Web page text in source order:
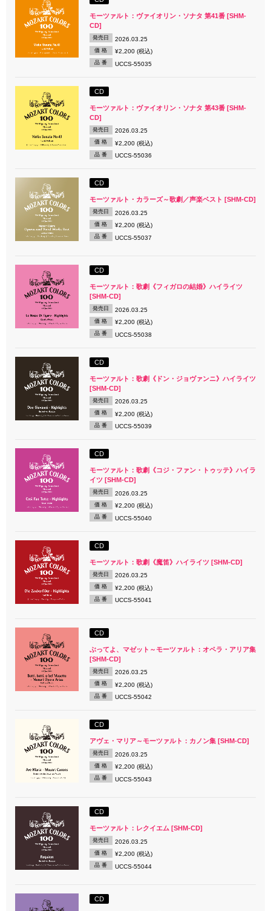
モーツァルト：ヴァイオリン・ソナタ 第41番 [SHM-
CD]
発売日 2026.03.25
価 格 ¥2,200 (税込)
品 番 UCCS-55035
CD
モーツァルト：ヴァイオリン・ソナタ 第43番 [SHM-
CD]
発売日 2026.03.25
価 格 ¥2,200 (税込)
品 番 UCCS-55036
CD
モーツァルト・カラーズ～歌劇／声楽ベスト [SHM-CD]
発売日 2026.03.25
価 格 ¥2,200 (税込)
品 番 UCCS-55037
CD
モーツァルト：歌劇《フィガロの結婚》ハイライツ
[SHM-CD]
発売日 2026.03.25
価 格 ¥2,200 (税込)
品 番 UCCS-55038
CD
モーツァルト：歌劇《ドン・ジョヴァンニ》ハイライツ
[SHM-CD]
発売日 2026.03.25
価 格 ¥2,200 (税込)
品 番 UCCS-55039
CD
モーツァルト：歌劇《コジ・ファン・トゥッテ》ハイラ
イツ [SHM-CD]
発売日 2026.03.25
価 格 ¥2,200 (税込)
品 番 UCCS-55040
CD
モーツァルト：歌劇《魔笛》ハイライツ [SHM-CD]
発売日 2026.03.25
価 格 ¥2,200 (税込)
品 番 UCCS-55041
CD
ぶってよ、マゼット～モーツァルト：オペラ・アリア集
[SHM-CD]
発売日 2026.03.25
価 格 ¥2,200 (税込)
品 番 UCCS-55042
CD
アヴェ・マリア～モーツァルト：カノン集 [SHM-CD]
発売日 2026.03.25
価 格 ¥2,200 (税込)
品 番 UCCS-55043
CD
モーツァルト：レクイエム [SHM-CD]
発売日 2026.03.25
価 格 ¥2,200 (税込)
品 番 UCCS-55044
CD